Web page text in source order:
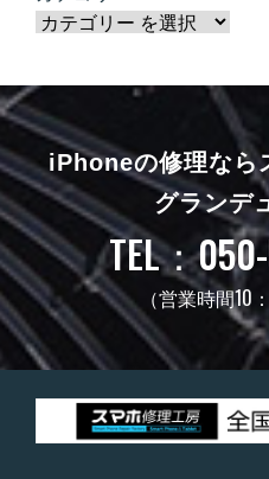
iPhoneの修理なら
グランデ
TEL：
（営業時間10